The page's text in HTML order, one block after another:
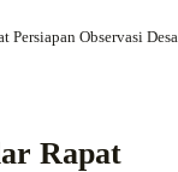
Persiapan Observasi Desa
Rapat